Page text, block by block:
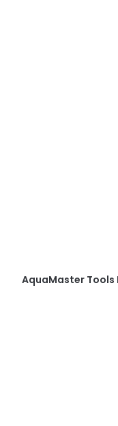
AquaMaster Tools